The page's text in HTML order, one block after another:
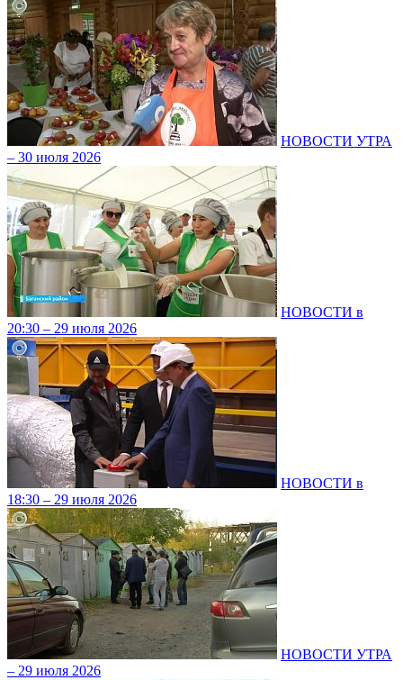
НОВОСТИ УТРА
– 30 июля 2026
НОВОСТИ в
20:30 – 29 июля 2026
НОВОСТИ в
18:30 – 29 июля 2026
НОВОСТИ УТРА
– 29 июля 2026